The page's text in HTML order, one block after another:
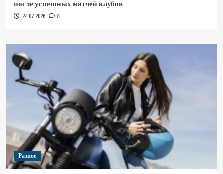
после успешных матчей клубов
24.07.2026 0
Разное